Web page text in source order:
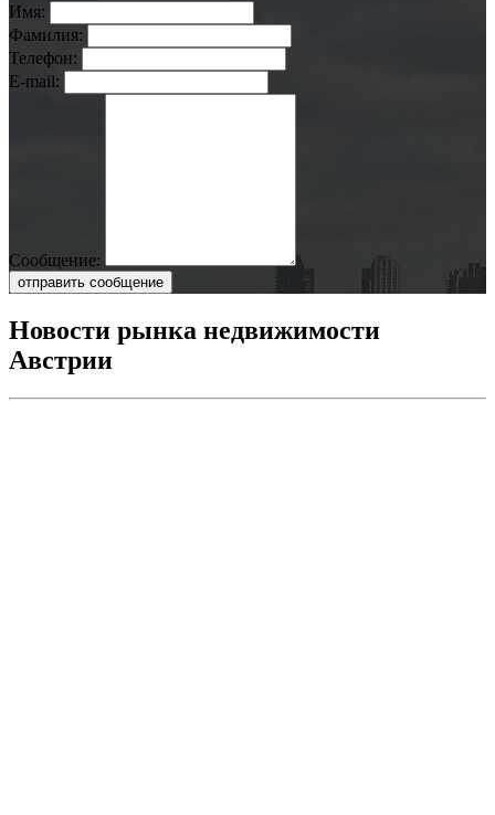
Имя:
Фамилия:
Телефон:
E-mail:
Сообщение:
отправить сообщение
Новости рынка недвижимости
Австрии